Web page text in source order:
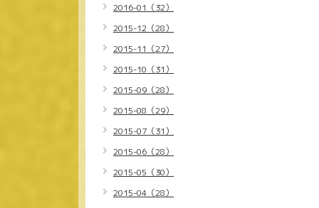
2016-01（32）
2015-12（28）
2015-11（27）
2015-10（31）
2015-09（28）
2015-08（29）
2015-07（31）
2015-06（28）
2015-05（30）
2015-04（28）